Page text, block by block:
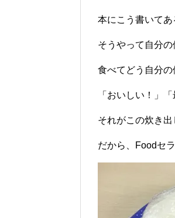
本にこう書いて
そうやって自分
食べてどう自分
「おいしい！」
それがこの炊き
だから、Foodセ